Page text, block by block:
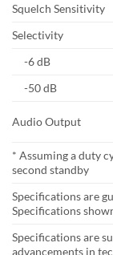
Squelch Sensitivity
Selectivity
-6 dB
-50 dB
Audio Output
* Assuming a duty
second standby
Specifications are
Specifications
Specifications are
advancements in